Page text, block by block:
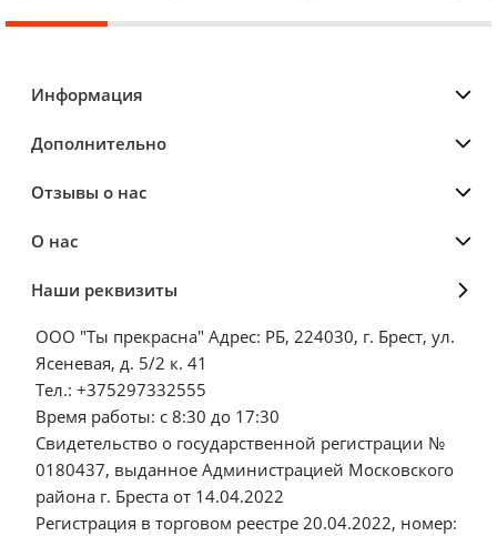
Информация
Дополнительно
Отзывы о нас
О нас
Наши реквизиты
ООО "Ты прекрасна" Адрес: РБ, 224030, г. Брест, ул.
Ясеневая, д. 5/2 к. 41
Тел.: +375297332555
Время работы: с 8:30 до 17:30
Свидетельство о государственной регистрации №
0180437, выданное Администрацией Московского
района г. Бреста от 14.04.2022
Регистрация в торговом реестре 20.04.2022, номер: